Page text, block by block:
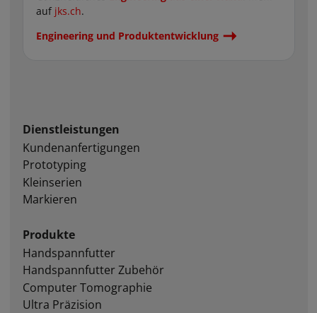
auf jks.ch.
Engineering und Produktentwicklung
Dienstleistungen
Kundenanfertigungen
Prototyping
Kleinserien
Markieren
Produkte
Handspannfutter
Handspannfutter Zubehör
Computer Tomographie
Ultra Präzision